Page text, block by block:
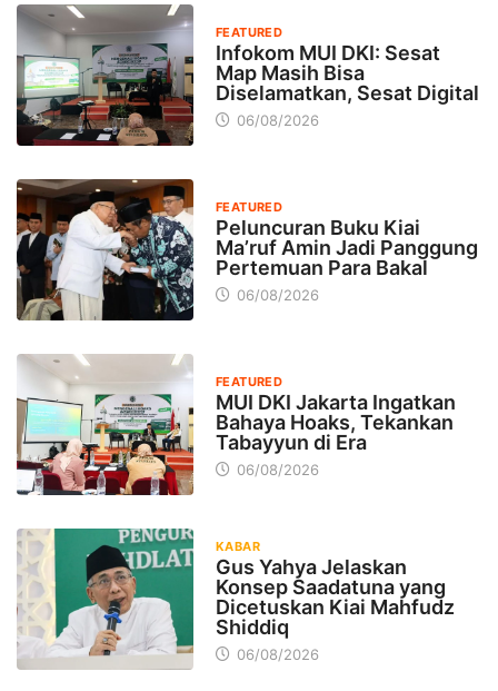
FEATURED
Infokom MUI DKI: Sesat
Map Masih Bisa
Diselamatkan, Sesat Digital
06/08/2026
FEATURED
Peluncuran Buku Kiai
Ma’ruf Amin Jadi Panggung
Pertemuan Para Bakal
06/08/2026
FEATURED
MUI DKI Jakarta Ingatkan
Bahaya Hoaks, Tekankan
Tabayyun di Era
06/08/2026
KABAR
Gus Yahya Jelaskan
Konsep Saadatuna yang
Dicetuskan Kiai Mahfudz
Shiddiq
06/08/2026